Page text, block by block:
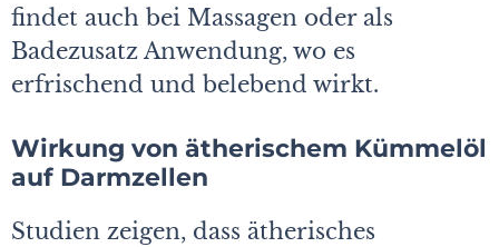
findet auch bei Massagen oder als
Badezusatz Anwendung, wo es
erfrischend und belebend wirkt.
Wirkung von ätherischem Kümmelöl
auf Darmzellen
Studien zeigen, dass ätherisches